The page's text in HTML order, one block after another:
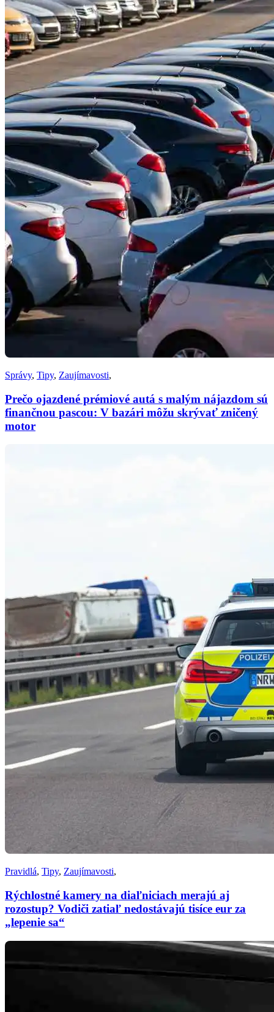
Správy, Tipy, Zaujímavosti,
Prečo ojazdené prémiové autá s malým nájazdom sú
finančnou pascou: V bazári môžu skrývať zničený
motor
Pravidlá, Tipy, Zaujímavosti,
Rýchlostné kamery na diaľniciach merajú aj
rozostup? Vodiči zatiaľ nedostávajú tisíce eur za
„lepenie sa“